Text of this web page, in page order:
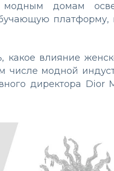
модным домам
платформу,
какое влияние
числе модной
директора Dior